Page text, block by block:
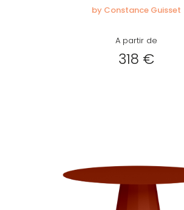
by Constance Guisset
A partir de
318 €